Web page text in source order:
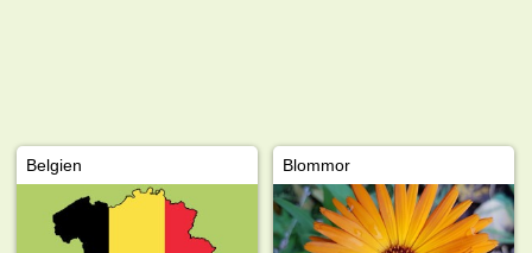
Belgien Blommor